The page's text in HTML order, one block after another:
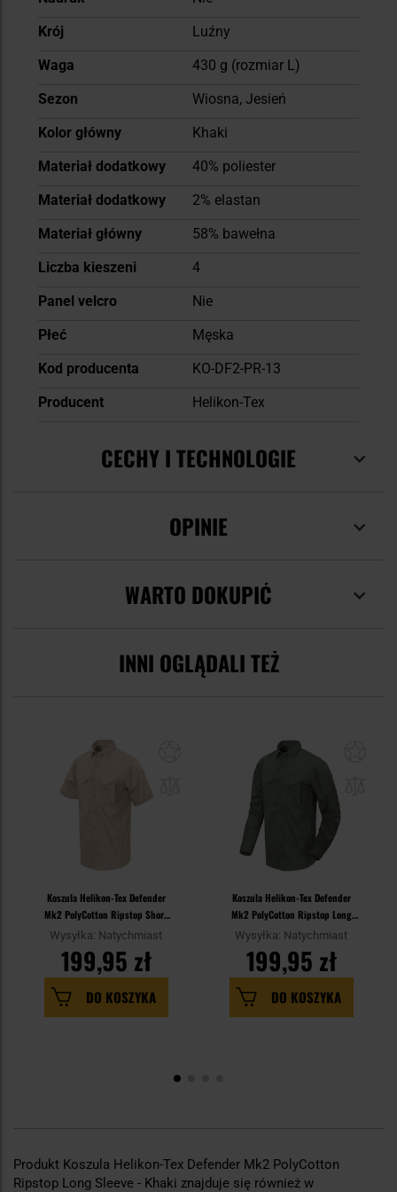
Krój
Luźny
Waga
430 g (rozmiar L)
Sezon
Wiosna, Jesień
Kolor główny
Khaki
Materiał dodatkowy
40% poliester
Materiał dodatkowy
2% elastan
Materiał główny
58% bawełna
Liczba kieszeni
4
Panel velcro
Nie
Płeć
Męska
Kod producenta
KO-DF2-PR-13
Producent
Helikon-Tex
CECHY I TECHNOLOGIE
OPINIE
WARTO DOKUPIĆ
INNI OGLĄDALI TEŻ
Koszula Helikon-Tex Defender
Mk2 PolyCotton Ripstop Short
Sleeve - Khaki
Wysyłka: Natychmiast
199,95 zł
DO KOSZYKA
Koszula Helikon-Tex Defender
Mk2 PolyCotton Ripstop Long
Sleeve - Olive Green
Wysyłka: Natychmiast
199,95 zł
DO KOSZYKA
Produkt Koszula Helikon-Tex Defender Mk2 PolyCotton
Ripstop Long Sleeve - Khaki znajduje się również w